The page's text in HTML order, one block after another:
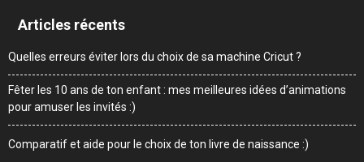
Articles récents
Quelles erreurs éviter lors du choix de sa machine Cricut ?
Fêter les 10 ans de ton enfant : mes meilleures idées d’animations
pour amuser les invités :)
Comparatif et aide pour le choix de ton livre de naissance :)